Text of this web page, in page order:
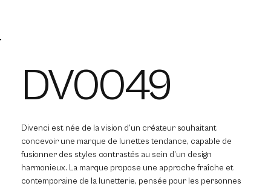
DV0049
Divenci est née de la vision d’un créateur souhaitant
concevoir une marque de lunettes tendance, capable de
fusionner des styles contrastés au sein d’un design
harmonieux. La marque propose une approche fraîche et
contemporaine de la lunetterie, pensée pour les personnes